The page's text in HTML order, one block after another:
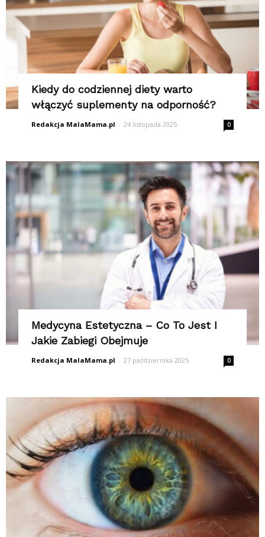
Kiedy do codziennej diety warto
włączyć suplementy na odporność?
Redakcja MalaMama.pl - 24 listopada 2025 0
Medycyna Estetyczna – Co To Jest I
Jakie Zabiegi Obejmuje
Redakcja MalaMama.pl - 27 października 2025 0